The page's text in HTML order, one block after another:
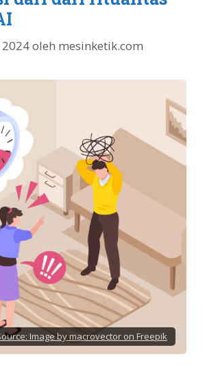
oleh mesinketik.com
Image by macrovector on Freepik